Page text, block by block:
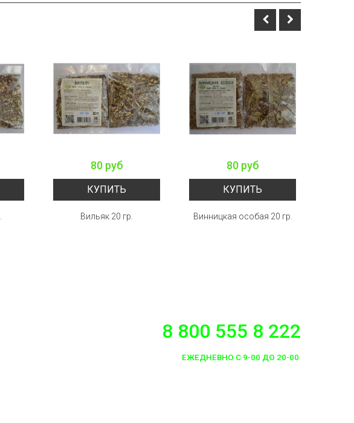
80 руб
КУПИТЬ
Вильяк 20 гр.
80 руб
КУПИТЬ
Винницкая особая 20 гр.
8 800 555 8 222
ЕЖЕДНЕВНО С 9-00 ДО 20-00